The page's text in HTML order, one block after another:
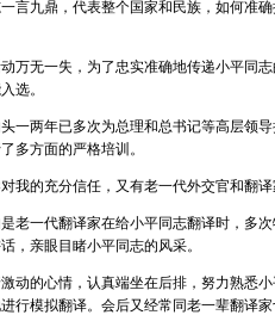
九鼎，代表整个国家和民族，如何准确
无一失，为了忠实准确地传递小平同志
选。
两年已多次为总理和总书记等高层领导
多方面的严格培训。
的充分信任，又有老一代外交官和翻译
一代翻译家在给小平同志翻译时，多次
，亲眼目睹小平同志的风采。
的心情，认真端坐在后排，努力熟悉小
行模拟翻译。会后又经常同老一辈翻译